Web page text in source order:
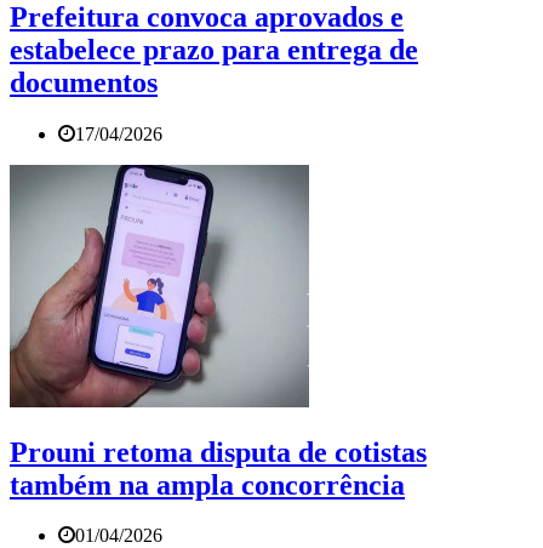
Prefeitura convoca aprovados e
estabelece prazo para entrega de
documentos
17/04/2026
Prouni retoma disputa de cotistas
também na ampla concorrência
01/04/2026